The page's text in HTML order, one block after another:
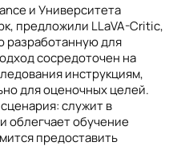
и Университета
предложили LLaVA-Critic,
разработанную для
сосредоточен на
инструкциям,
для оценочных целей.
служит в
облегчает обучение
предоставить